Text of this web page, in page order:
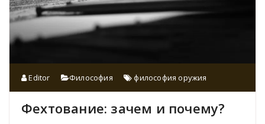
Editor Философия философия оружия
Фехтование: зачем и почему?